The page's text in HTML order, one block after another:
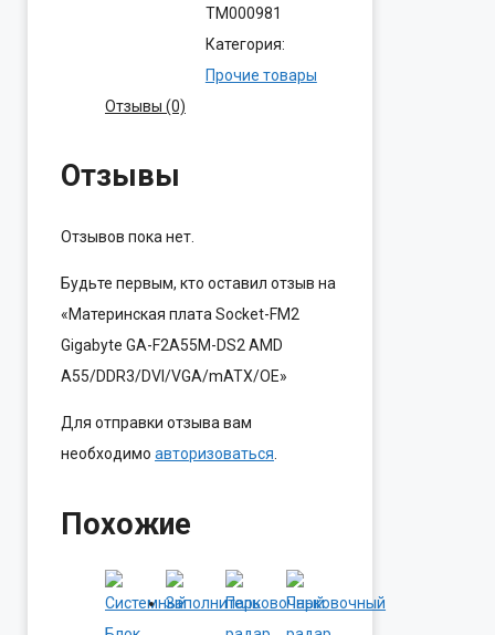
ТМ000981
Категория:
Прочие товары
Отзывы (0)
Отзывы
Отзывов пока нет.
Будьте первым, кто оставил отзыв на
«Материнская плата Socket-FM2
Gigabyte GA-F2A55M-DS2 AMD
A55/DDR3/DVI/VGA/mATX/OE»
Для отправки отзыва вам
необходимо авторизоваться.
Похожие